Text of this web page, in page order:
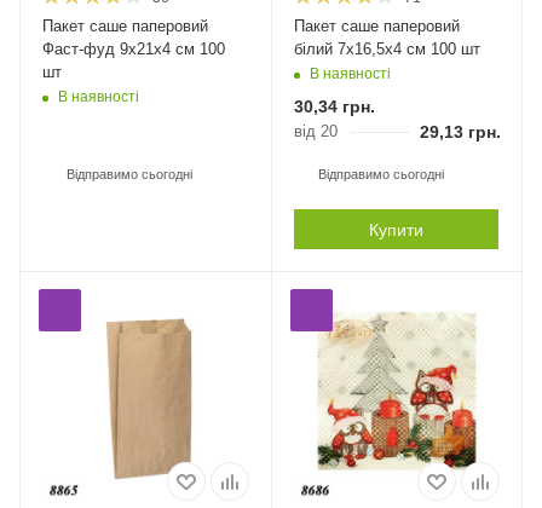
Пакет саше паперовий
Фаст-фуд 9х21х4 см 100
шт
В наявності
Відправимо сьогодні
Пакет саше паперовий
білий 7х16,5х4 см 100 шт
В наявності
30,34грн.
від 20 29,13грн.
Відправимо сьогодні
Купити